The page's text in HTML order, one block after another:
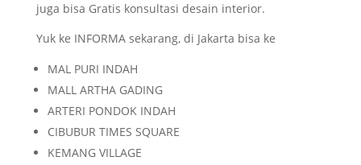
juga bisa Gratis konsultasi desain interior.
Yuk ke INFORMA sekarang, di Jakarta bisa ke
MAL PURI INDAH
MALL ARTHA GADING
ARTERI PONDOK INDAH
CIBUBUR TIMES SQUARE
KEMANG VILLAGE